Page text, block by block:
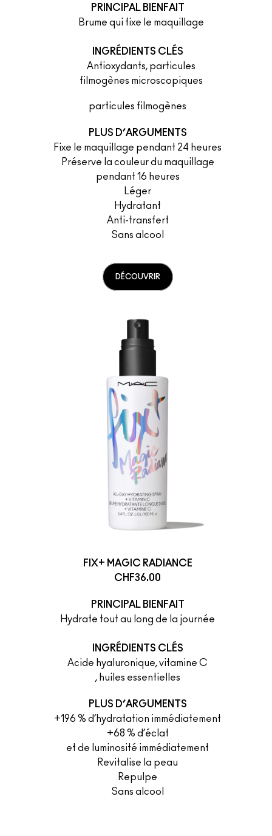
PRINCIPAL BIENFAIT
	Brume qui fixe le maquillage
INGRÉDIENTS CLÉS
	Antioxydants, particules
	filmogènes microscopiques
particules filmogènes
PLUS D’ARGUMENTS
Fixe le maquillage pendant 24 heures
Préserve la couleur du maquillage
pendant 16 heures
Léger
Hydratant
Anti-transfert
Sans alcool
DÉCOUVRIR
FIX+ MAGIC RADIANCE
CHF36.00
PRINCIPAL BIENFAIT
Hydrate tout au long de la journée
INGRÉDIENTS CLÉS
Acide hyaluronique, vitamine C
, huiles essentielles
PLUS D’ARGUMENTS
+196 % d’hydratation immédiatement
+68 % d’éclat
et de luminosité immédiatement
Revitalise la peau
Repulpe
Sans alcool